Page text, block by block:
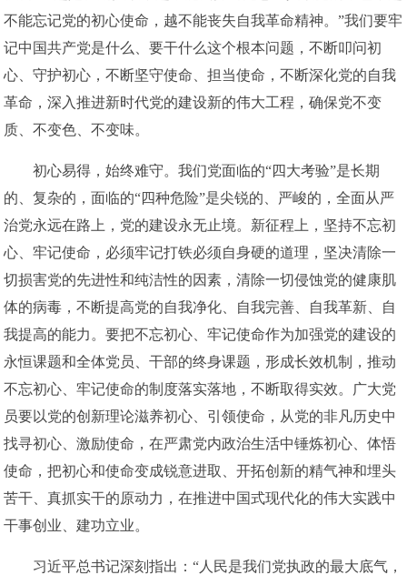
不能忘记党的初心使命，越不能丧失自我革命精神。”我们要牢
记中国共产党是什么、要干什么这个根本问题，不断叩问初
心、守护初心，不断坚守使命、担当使命，不断深化党的自我
革命，深入推进新时代党的建设新的伟大工程，确保党不变
质、不变色、不变味。
初心易得，始终难守。我们党面临的“四大考验”是长期
的、复杂的，面临的“四种危险”是尖锐的、严峻的，全面从严
治党永远在路上，党的建设永无止境。新征程上，坚持不忘初
心、牢记使命，必须牢记打铁必须自身硬的道理，坚决清除一
切损害党的先进性和纯洁性的因素，清除一切侵蚀党的健康肌
体的病毒，不断提高党的自我净化、自我完善、自我革新、自
我提高的能力。要把不忘初心、牢记使命作为加强党的建设的
永恒课题和全体党员、干部的终身课题，形成长效机制，推动
不忘初心、牢记使命的制度落实落地，不断取得实效。广大党
员要以党的创新理论滋养初心、引领使命，从党的非凡历史中
找寻初心、激励使命，在严肃党内政治生活中锤炼初心、体悟
使命，把初心和使命变成锐意进取、开拓创新的精气神和埋头
苦干、真抓实干的原动力，在推进中国式现代化的伟大实践中
干事创业、建功立业。
习近平总书记深刻指出：“人民是我们党执政的最大底气，